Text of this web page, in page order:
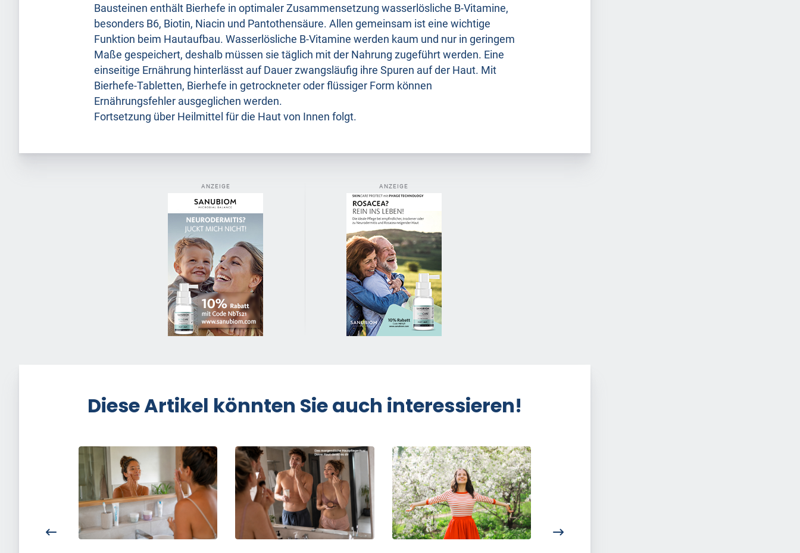
Bausteinen enthält Bierhefe in optimaler Zusammensetzung wasserlösliche B-Vitamine,
besonders B6, Biotin, Niacin und Pantothensäure. Allen gemeinsam ist eine wichtige
Funktion beim Hautaufbau. Wasserlösliche B-Vitamine werden kaum und nur in geringem
Maße gespeichert, deshalb müssen sie täglich mit der Nahrung zugeführt werden. Eine
einseitige Ernährung hinterlässt auf Dauer zwangsläufig ihre Spuren auf der Haut. Mit
Bierhefe-Tabletten, Bierhefe in getrockneter oder flüssiger Form können
Ernährungsfehler ausgeglichen werden.
Fortsetzung über Heilmittel für die Haut von Innen folgt.
ANZEIGE ANZEIGE
Diese Artikel könnten Sie auch interessieren!